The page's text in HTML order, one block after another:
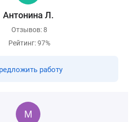
Антонина Л.
Отзывов: 8
Рейтинг: 97%
работу